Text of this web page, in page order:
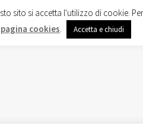
sito si accetta l'utilizzo di cookie.
pagina cookies. Accetta e chiudi